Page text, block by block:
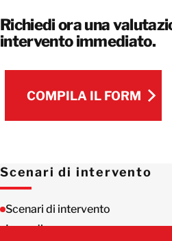
Scenari di intervento
Scenari di intervento
Incendio
Richiedi ora una
intervento immediato.
COMPILA IL FORM